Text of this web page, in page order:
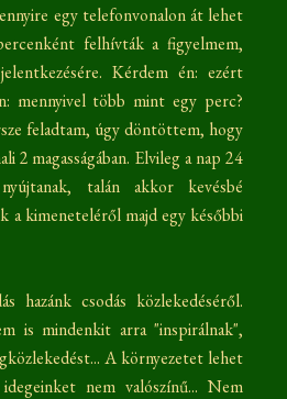
egy telefonvonalon át lehet
felhívták a figyelmem,
Kérdem én: ezért
mennyivel több mint egy perc?
feladtam, úgy döntöttem, hogy
2 magasságában. Elvileg a nap 24
talán akkor kevésbé
a kimeneteléről majd egy későbbi
hazánk csodás közlekedéséről.
is mindenkit arra "inspirálnak",
A környezetet lehet
nem valószínű... Nem